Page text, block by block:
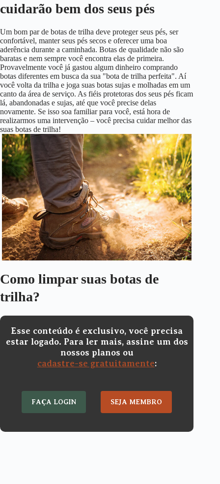
cuidarão bem dos seus pés
Um bom par de botas de trilha deve proteger seus pés, ser
confortável, manter seus pés secos e oferecer uma boa
aderência durante a caminhada. Botas de qualidade não são
baratas e nem sempre você encontra elas de primeira.
Provavelmente você já gastou algum dinheiro comprando
botas diferentes em busca da sua "bota de trilha perfeita". Aí
você volta da trilha e joga suas botas sujas e molhadas em um
canto da área de serviço. As fiéis protetoras dos seus pés ficam
lá, abandonadas e sujas, até que você precise delas
novamente. Se isso soa familiar para você, está hora de
realizarmos uma intervenção – você precisa cuidar melhor das
suas botas de trilha!
Como limpar suas botas de
trilha?
Esse conteúdo é exclusivo, você precisa
estar logado. Para ler mais, assine um dos
nossos planos ou
cadastre-se gratuitamente:
FAÇA LOGIN SEJA MEMBRO